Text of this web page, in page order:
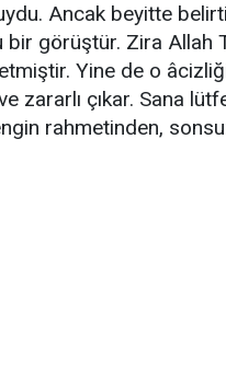
Ancak beyitte
görüştür. Zira Allah
Yine de o
zararlı çıkar. Sana
rahmetinden,